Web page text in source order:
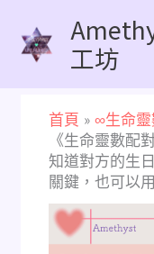
工坊
首頁
∞生命
《生命靈數配
知道對方的生
關鍵，也可以